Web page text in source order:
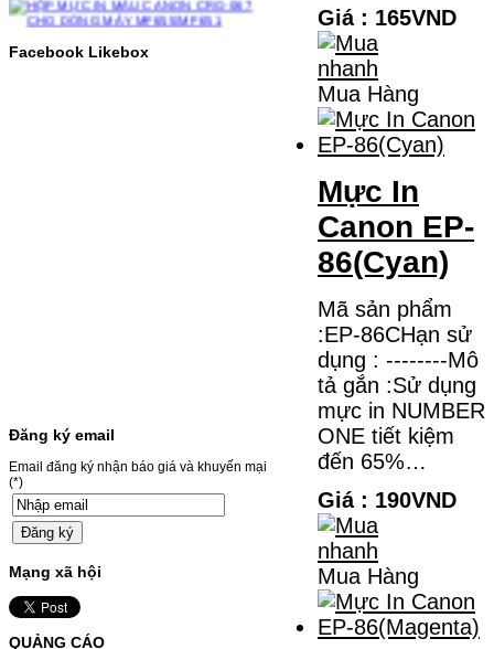
HỘP MỰC IN MÀU CANON
MF655/MF651
HL-3040CN/MFC-9120CN– Mặt hàng
Giá : 499.000VND
Chọn mua
MỰC NẠP MÀU 119A CHO
LASER 150A/178NW
Facebook Likebox
Đăng ký email
Email đăng ký nhận báo giá và khuyến mại
(*)
Mạng xã hội
QUẢNG CÁO
Giá : 165VND
Mua Hàng
Mực In
Canon EP-
86(Cyan)
Mã sản phẩm
:EP-86CHạn sử
dụng : --------Mô
tả gắn :Sử dụng
mực in NUMBER
ONE tiết kiệm
đến 65%…
Giá : 190VND
Mua Hàng